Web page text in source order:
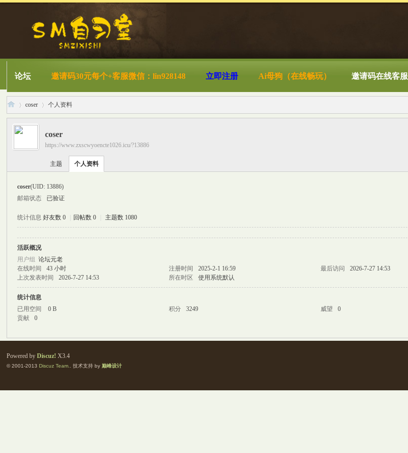
论坛 邀请码30元每个+客服微信：lin928148 立即注册 Ai母狗（在线畅玩） 邀请码在线客服
›
coser 个人资料
coser
https://www.zxscwyoencte1026.icu/?13886
主题 个人资料
coser(UID: 13886)
邮箱状态
已验证
统计信息 好友数 0 回帖数 0 主题数 1080
活跃概况
用户组论坛元老
在线时间
43 小时 注册时间 2025-2-1 16:59 最后访问 2026-7-27 14:53
上次发表时间
2026-7-27 14:53 所在时区 使用系统默认
统计信息
已用空间
0 B 积分 3249 威望 0
贡献
0
Powered byDiscuz! X3.4
© 2001-2013Discuz Team. . 技术支持 by巅峰设计